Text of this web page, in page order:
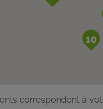
correspondent à